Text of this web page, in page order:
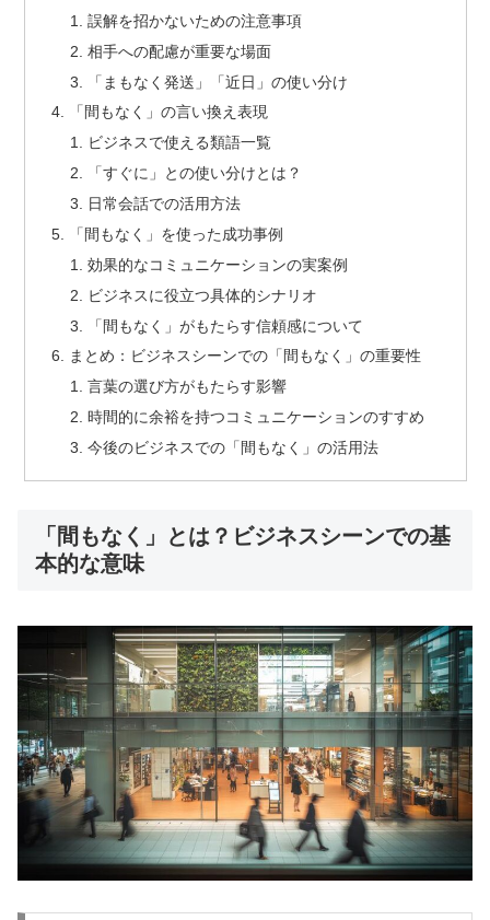
誤解を招かないための注意事項
相手への配慮が重要な場面
「まもなく発送」「近日」の使い分け
「間もなく」の言い換え表現
ビジネスで使える類語一覧
「すぐに」との使い分けとは？
日常会話での活用方法
「間もなく」を使った成功事例
効果的なコミュニケーションの実案例
ビジネスに役立つ具体的シナリオ
「間もなく」がもたらす信頼感について
まとめ：ビジネスシーンでの「間もなく」の重要性
言葉の選び方がもたらす影響
時間的に余裕を持つコミュニケーションのすすめ
今後のビジネスでの「間もなく」の活用法
「間もなく」とは？ビジネスシーンでの基
本的な意味